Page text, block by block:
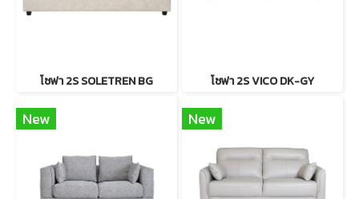
โซฟา 2S SOLETREN BG โซฟา 2S VICO DK-GY
New New